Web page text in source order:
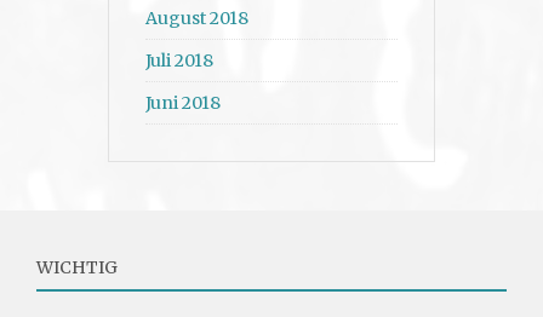
August 2018
Juli 2018
Juni 2018
WICHTIG